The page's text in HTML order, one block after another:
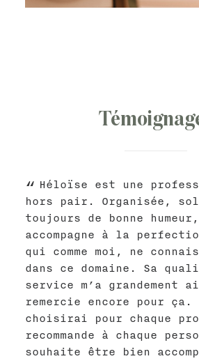
Héloïse est une
hors pair. Organisée,
toujours de bonne
accompagne à la
qui comme moi, ne
dans ce domaine. Sa
service m’a grandement
remercie encore pour
choisirai pour chaque
recommande à chaque
souhaite être bien